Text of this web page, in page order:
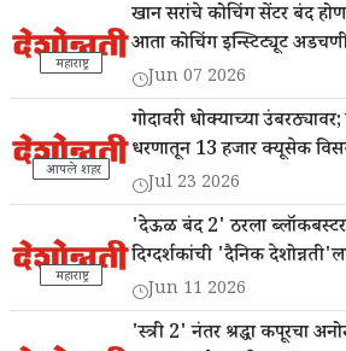
महाराष्ट्र
खान सरांचे कोचिंग सेंटर बंद
आता कोचिंग इन्स्टिट्यूट
Jun 07 2026
आपले शहर
गोदावरी धोक्याच्या
धरणातून 13 हजार क्यूसेक
Jul 23 2026
महाराष्ट्र
'देऊळ बंद 2' ठरला ब्लॉकबस्टर!
दिग्दर्शकांची 'दैनिक
Jun 11 2026
'स्त्री 2' नंतर श्रद्धा कपूरचा